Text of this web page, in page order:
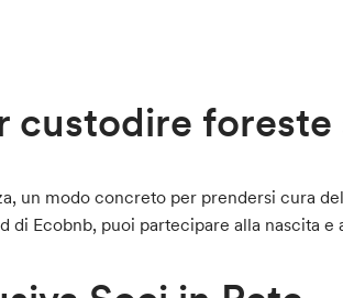
custodire
un modo concreto per prendersi cura
di Ecobnb, puoi partecipare alla nascita